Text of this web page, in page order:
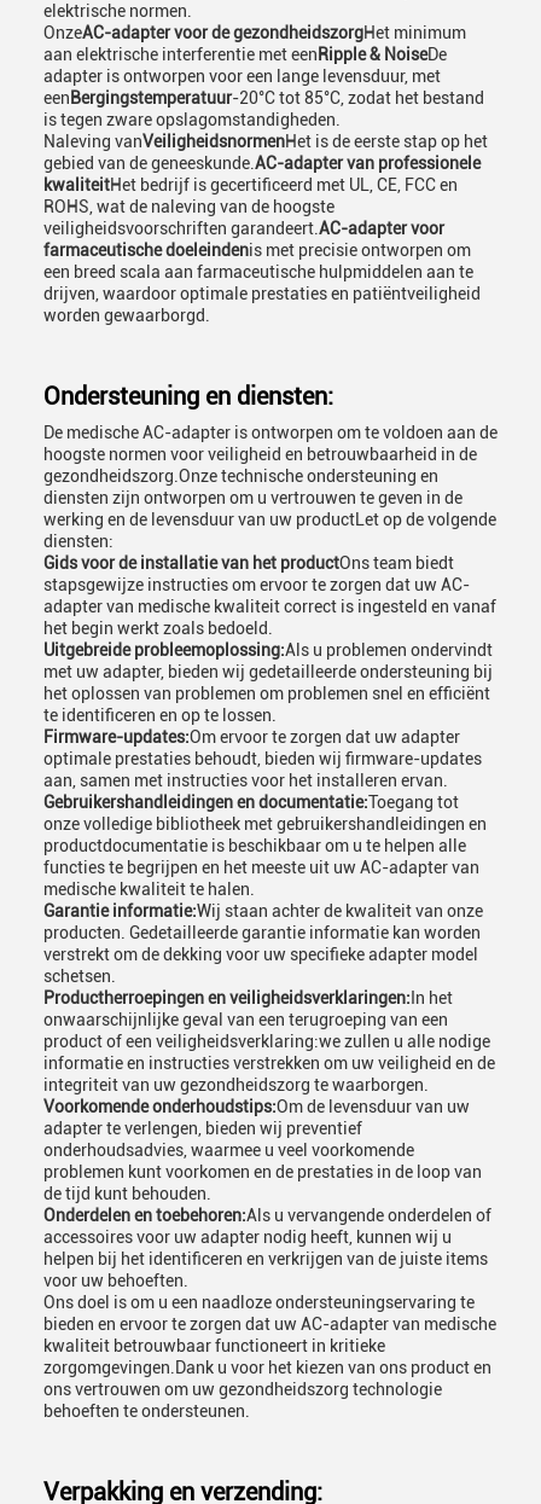
elektrische normen.
OnzeAC-adapter voor de gezondheidszorgHet minimum
aan elektrische interferentie met een Ripple & NoiseDe
adapter is ontworpen voor een lange levensduur, met
een Bergingstemperatuur-20°C tot 85°C, zodat het bestand
is tegen zware opslagomstandigheden.
Naleving vanVeiligheidsnormenHet is de eerste stap op het
gebied van de geneeskunde. AC-adapter van professionele
kwaliteitHet bedrijf is gecertificeerd met UL, CE, FCC en
ROHS, wat de naleving van de hoogste
veiligheidsvoorschriften garandeert. AC-adapter voor
farmaceutische doeleindenis met precisie ontworpen om
een breed scala aan farmaceutische hulpmiddelen aan te
drijven, waardoor optimale prestaties en patiëntveiligheid
worden gewaarborgd.
Ondersteuning en diensten:
De medische AC-adapter is ontworpen om te voldoen aan de
hoogste normen voor veiligheid en betrouwbaarheid in de
gezondheidszorg.Onze technische ondersteuning en
diensten zijn ontworpen om u vertrouwen te geven in de
werking en de levensduur van uw productLet op de volgende
diensten:
Gids voor de installatie van het productOns team biedt
stapsgewijze instructies om ervoor te zorgen dat uw AC-
adapter van medische kwaliteit correct is ingesteld en vanaf
het begin werkt zoals bedoeld.
Uitgebreide probleemoplossing:Als u problemen ondervindt
met uw adapter, bieden wij gedetailleerde ondersteuning bij
het oplossen van problemen om problemen snel en efficiënt
te identificeren en op te lossen.
Firmware-updates:Om ervoor te zorgen dat uw adapter
optimale prestaties behoudt, bieden wij firmware-updates
aan, samen met instructies voor het installeren ervan.
Gebruikershandleidingen en documentatie:Toegang tot
onze volledige bibliotheek met gebruikershandleidingen en
productdocumentatie is beschikbaar om u te helpen alle
functies te begrijpen en het meeste uit uw AC-adapter van
medische kwaliteit te halen.
Garantie informatie:Wij staan achter de kwaliteit van onze
producten. Gedetailleerde garantie informatie kan worden
verstrekt om de dekking voor uw specifieke adapter model
schetsen.
Productherroepingen en veiligheidsverklaringen: In het
onwaarschijnlijke geval van een terugroeping van een
product of een veiligheidsverklaring:we zullen u alle nodige
informatie en instructies verstrekken om uw veiligheid en de
integriteit van uw gezondheidszorg te waarborgen.
Voorkomende onderhoudstips:Om de levensduur van uw
adapter te verlengen, bieden wij preventief
onderhoudsadvies, waarmee u veel voorkomende
problemen kunt voorkomen en de prestaties in de loop van
de tijd kunt behouden.
Onderdelen en toebehoren:Als u vervangende onderdelen of
accessoires voor uw adapter nodig heeft, kunnen wij u
helpen bij het identificeren en verkrijgen van de juiste items
voor uw behoeften.
Ons doel is om u een naadloze ondersteuningservaring te
bieden en ervoor te zorgen dat uw AC-adapter van medische
kwaliteit betrouwbaar functioneert in kritieke
zorgomgevingen.Dank u voor het kiezen van ons product en
ons vertrouwen om uw gezondheidszorg technologie
behoeften te ondersteunen.
Verpakking en verzending: